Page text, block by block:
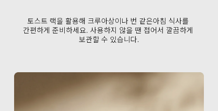
토스트 랙을 활용해 크루아상이나 번 같은아침 식사를
간편하게 준비하세요. 사용하지 않을 땐 접어서 깔끔하게
보관할 수 있습니다.